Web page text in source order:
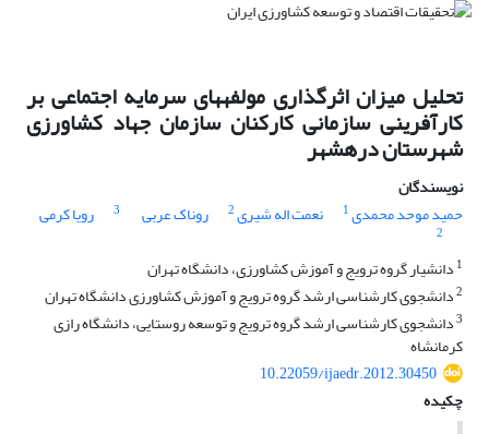
تحلیل میزان اثرگذاری مولفه‏های سرمایه اجتماعی بر
کارآفرینی سازمانی کارکنان سازمان جهاد کشاورزی
شهرستان دره‏شهر
نویسندگان
حمید موحد محمدی1 نعمت اله شیری2 روناک عربی 3 رویا کرمی
2
1 دانشیار گروه ترویج و آموزش کشاورزی، دانشگاه تهران
2دانشجوی کارشناسی ارشد گروه ترویج و آموزش کشاورزی دانشگاه تهران
3دانشجوی کارشناسی ارشد گروه ترویج و توسعه روستایی، دانشگاه رازی
کرمانشاه
10.22059/ijaedr.2012.30450
چکیده